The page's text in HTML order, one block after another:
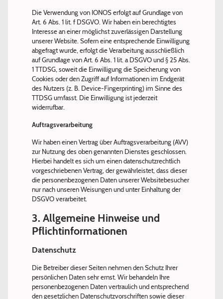
Die Verwendung von IONOS erfolgt auf Grundlage von
Art. 6 Abs. 1 lit. f DSGVO. Wir haben ein berechtigtes
Interesse an einer möglichst zuverlässigen Darstellung
unserer Website. Sofern eine entsprechende Einwilligung
abgefragt wurde, erfolgt die Verarbeitung ausschließlich
auf Grundlage von Art. 6 Abs. 1 lit. a DSGVO und § 25 Abs.
1 TTDSG, soweit die Einwilligung die Speicherung von
Cookies oder den Zugriff auf Informationen im Endgerät
des Nutzers (z. B. Device-Fingerprinting) im Sinne des
TTDSG umfasst. Die Einwilligung ist jederzeit
widerrufbar.
Auftragsverarbeitung
Wir haben einen Vertrag über Auftragsverarbeitung (AVV)
zur Nutzung des oben genannten Dienstes geschlossen.
Hierbei handelt es sich um einen datenschutzrechtlich
vorgeschriebenen Vertrag, der gewährleistet, dass dieser
die personenbezogenen Daten unserer Websitebesucher
nur nach unseren Weisungen und unter Einhaltung der
DSGVO verarbeitet.
3. Allgemeine Hinweise und
Pflichtinformationen
Datenschutz
Die Betreiber dieser Seiten nehmen den Schutz Ihrer
persönlichen Daten sehr ernst. Wir behandeln Ihre
personenbezogenen Daten vertraulich und entsprechend
den gesetzlichen Datenschutzvorschriften sowie dieser